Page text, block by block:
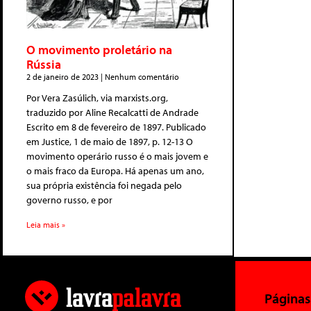
O movimento proletário na
Rússia
2 de janeiro de 2023 Nenhum comentário
Por Vera Zasúlich, via marxists.org,
traduzido por Aline Recalcatti de Andrade
Escrito em 8 de fevereiro de 1897. Publicado
em Justice, 1 de maio de 1897, p. 12-13 O
movimento operário russo é o mais jovem e
o mais fraco da Europa. Há apenas um ano,
sua própria existência foi negada pelo
governo russo, e por
Leia mais »
Páginas